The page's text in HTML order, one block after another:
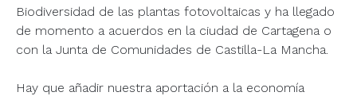
Biodiversidad de las plantas fotovoltaicas y ha llegado
de momento a acuerdos en la ciudad de Cartagena o
con la Junta de Comunidades de Castilla-La Mancha.
Hay que añadir nuestra aportación a la economía